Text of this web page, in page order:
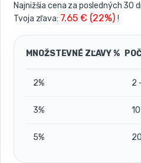
Najnižšia cena za posledných 30
Tvoja zľava: 7.65 € (22%) !
MNOŽSTEVNÉ ZĽAVY %
2% 2
3%
5%